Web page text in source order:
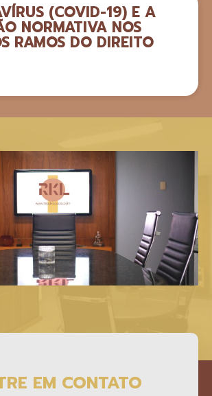
(COVID-19) E A
NORMATIVA NOS
RAMOS DO DIREITO
EM CONTATO